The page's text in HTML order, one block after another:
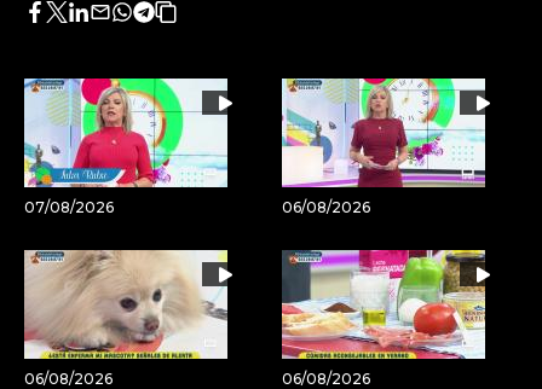
Facebook
Twitter
LinkedIn
Enviar
Whatsapp
Telegram
Copiar
artículo
07/08/2026 06/08/2026
06/08/2026 06/08/2026